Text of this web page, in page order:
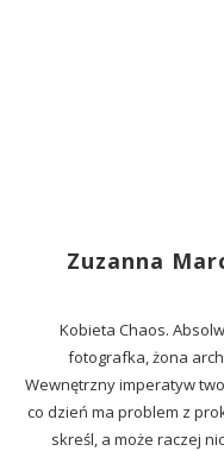
Zuzanna
Kobieta Chaos.
fotografka, żona
Wewnętrzny imperatyw
co dzień ma problem z
skreśl, a może raczej